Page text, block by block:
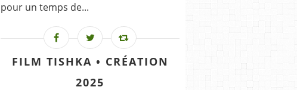
pour un temps de...
FILM TISHKA • CRÉATION
2025